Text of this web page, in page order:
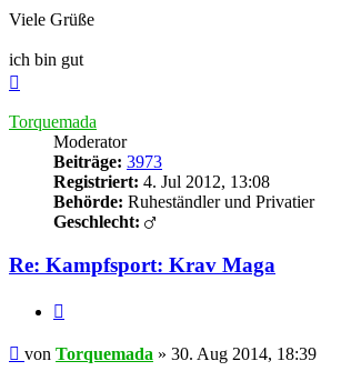
Viele Grüße
ich bin gut
Torquemada
Moderator
Beiträge: 3973
Registriert: 4. Jul 2012, 13:08
Behörde: Ruheständler und Privatier
Geschlecht:
Re: Kampfsport: Krav Maga
Beitrag
von Torquemada » 30. Aug 2014, 18:39